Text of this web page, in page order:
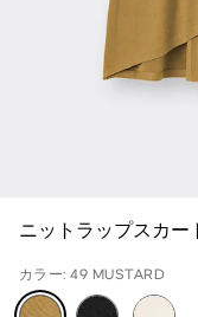
ニットラップスカー
カラー: 49 MUSTARD